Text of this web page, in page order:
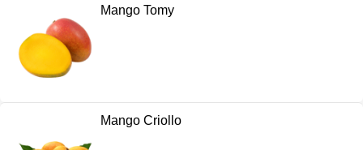
Mango Tomy
Mango Criollo